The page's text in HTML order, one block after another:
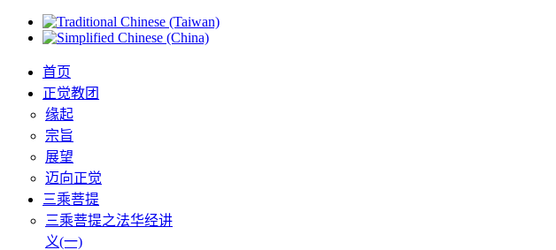
首页
正觉教团
缘起
宗旨
展望
迈向正觉
三乘菩提
三乘菩提之法华经讲
义(一)